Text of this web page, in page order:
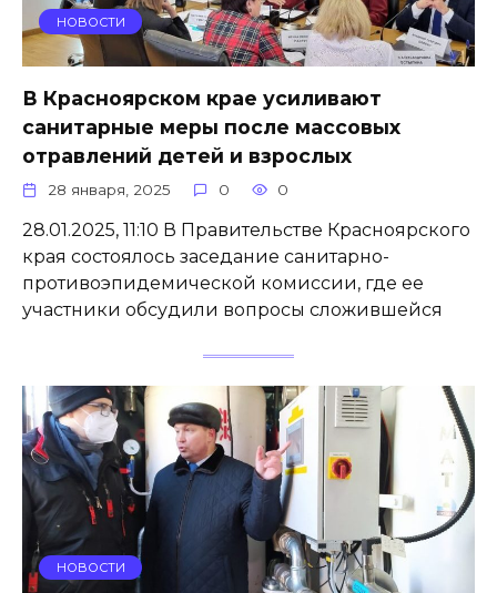
НОВОСТИ
В Красноярском крае усиливают
санитарные меры после массовых
отравлений детей и взрослых
28 января, 2025 0 0
28.01.2025, 11:10 В Правительстве Красноярского
края состоялось заседание санитарно-
противоэпидемической комиссии, где ее
участники обсудили вопросы сложившейся
НОВОСТИ